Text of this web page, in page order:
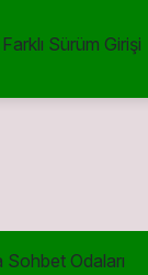
Farklı Sürüm Girişi
Sohbet Odaları